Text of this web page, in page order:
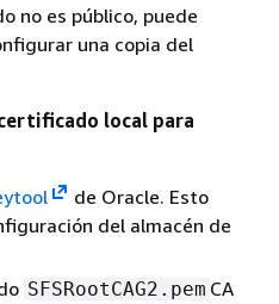
no es público, puede
una copia del
local para
de Oracle. Esto
del almacén de
SFSRootCAG2.pem CA